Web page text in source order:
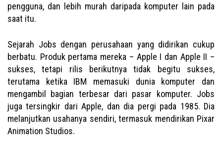
pengguna, dan lebih murah daripada komputer lain pada
saat itu.
Sejarah Jobs dengan perusahaan yang didirikan cukup
berbatu. Produk pertama mereka – Apple I dan Apple II –
sukses, tetapi rilis berikutnya tidak begitu sukses,
terutama ketika IBM memasuki dunia komputer dan
mengambil bagian terbesar dari pasar komputer. Jobs
juga tersingkir dari Apple, dan dia pergi pada 1985. Dia
melanjutkan usahanya sendiri, termasuk mendirikan Pixar
Animation Studios.